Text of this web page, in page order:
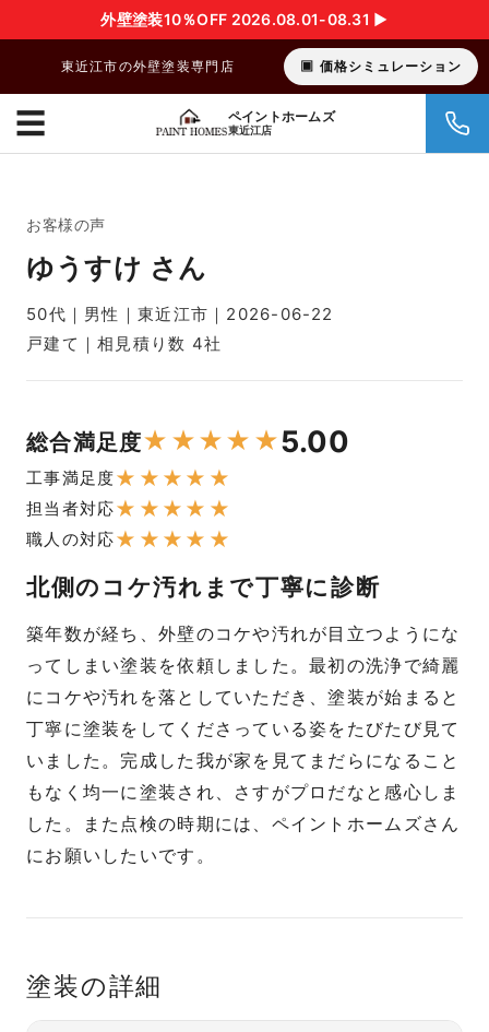
外壁塗装10％OFF 2026.08.01-08.31 ▶︎
東近江市の外壁塗装専門店 価格シミュレーション
ペイントホームズ
東近江店
☰
お客様の声
ゆうすけ さん
50代｜男性｜東近江市｜2026-06-22
戸建て｜相見積り数 4社
総合満足度★ ★★★ ★5.00
工事満足度★ ★ ★ ★ ★
担当者対応★ ★ ★ ★ ★
職人の対応★ ★ ★ ★ ★
北側のコケ汚れまで丁寧に診断
築年数が経ち、外壁のコケや汚れが目立つようにな
ってしまい塗装を依頼しました。最初の洗浄で綺麗
にコケや汚れを落としていただき、塗装が始まると
丁寧に塗装をしてくださっている姿をたびたび見て
いました。完成した我が家を見てまだらになること
もなく均一に塗装され、さすがプロだなと感心しま
した。また点検の時期には、ペイントホームズさん
にお願いしたいです。
塗装の詳細